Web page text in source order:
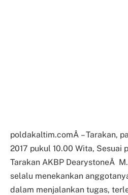
poldakaltim.comÂ – Tarakan,
2017 pukul 10.00 Wita, Sesuai
Tarakan AKBP DearystoneÂ
selalu menekankan
dalam menjalankan tugas,